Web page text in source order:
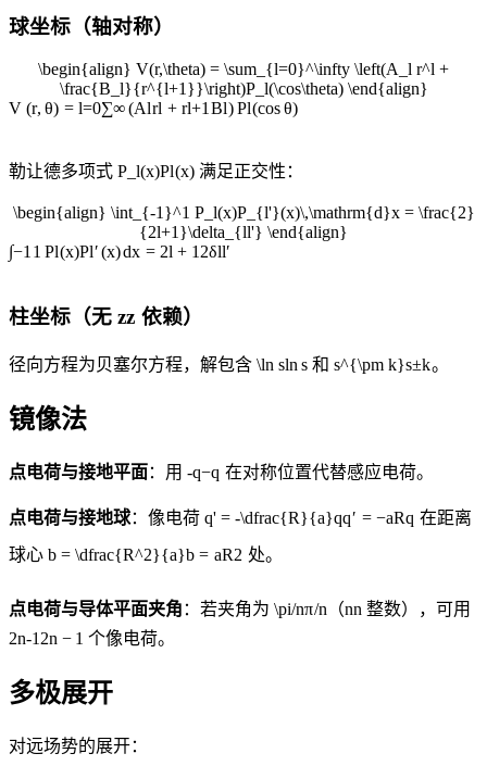
球坐标（轴对称）
\begin{align} V(r,\theta) = \sum_{l=0}^\infty \left(A_l r^l +
\frac{B_l}{r^{l+1}}\right)P_l(\cos\theta) \end{align}
V (r, θ) = l=0∑∞(Alrl + rl+1 Bl)Pl(cosθ)
勒让德多项式 P_l(x)Pl(x) 满足正交性：
\begin{align} \int_{-1}^1 P_l(x)P_{l'}(x)\,\mathrm{d}x = \frac{2}
{2l+1}\delta_{ll'} \end{align}
∫−1 1 Pl(x)Pl′(x)dx = 2l + 1 2δll′
柱坐标（无 zz 依赖）
径向方程为贝塞尔方程，解包含 \ln sln s和 s^{\pm k}s±k。
镜像法
点电荷与接地平面：用 -q−q 在对称位置代替感应电荷。
点电荷与接地球：像电荷 q' = -\dfrac{R}{a}qq′ = −aRq 在距离
球心 b = \dfrac{R^2}{a}b = aR2 处。
点电荷与导体平面夹角 ：若夹角为 \pi/nπ/n （nn 整数），可用
2n-1 2n − 1 个像电荷。
多极展开
对远场势的展开：